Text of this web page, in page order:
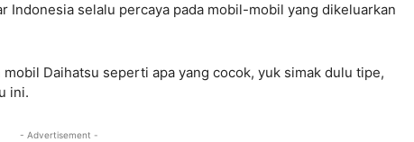
Indonesia selalu percaya pada mobil-mobil yang dikeluarkan
Daihatsu seperti apa yang cocok, yuk simak dulu tipe,
ini.
- Advertisement -